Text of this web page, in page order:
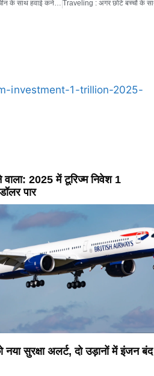
वाला: 2025 में टूरिज्म निवेश 1
पार
नया सुरक्षा अलर्ट, दो उड़ानों में इंजन बंद